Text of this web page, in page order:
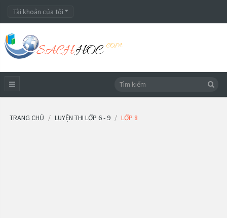
Tài khoản của tôi
TRANG CHỦ LUYỆN THI LỚP 6 - 9 LỚP 8